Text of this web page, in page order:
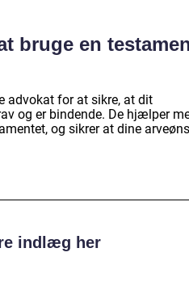
bruge en
advokat for at sikre, at dit
og er bindende. De hjælper
og sikrer at dine
indlæg her